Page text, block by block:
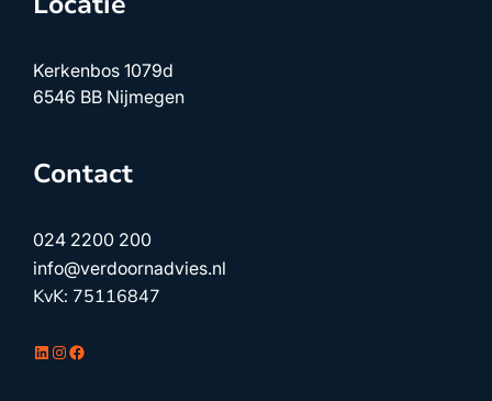
024 2200 200
KvK: 75116847
LinkedIn
Instagram
Facebook
© 2026 Verdoorn Adviesgroep. Alle rechten